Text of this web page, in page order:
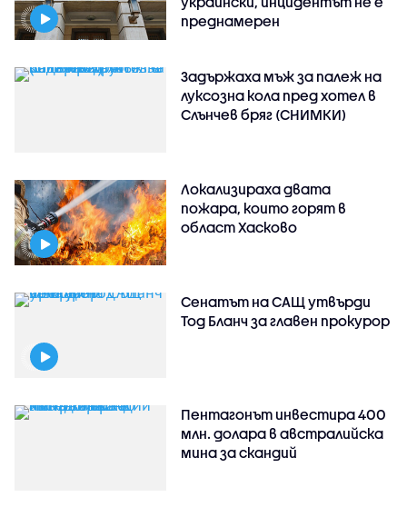
преднамерен
Задържаха мъж за палеж на
луксозна кола пред хотел в
Слънчев бряг (СНИМКИ)
Локализираха двата
пожара, които горят в
област Хасково
Сенатът на САЩ утвърди
Тод Бланч за главен прокурор
Пентагонът инвестира 400
млн. долара в австралийска
мина за скандий